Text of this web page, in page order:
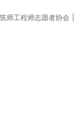
师工程师志愿者协会